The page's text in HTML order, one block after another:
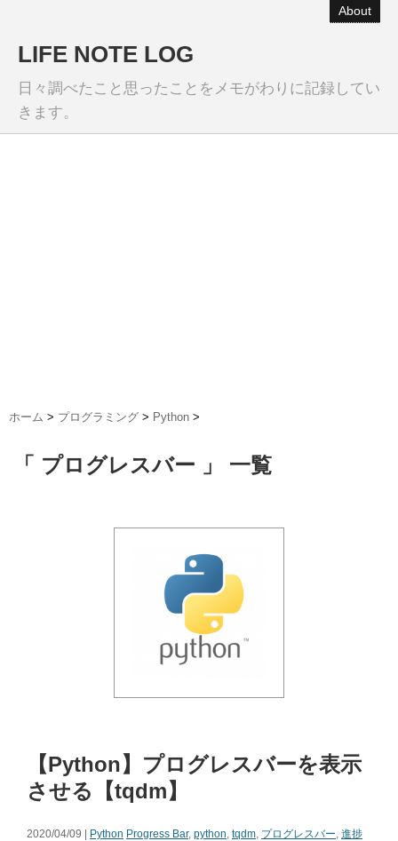
About
LIFE NOTE LOG
日々調べたこと思ったことをメモがわりに記録してい
きます。
ホーム > プログラミング > Python >
「 プログレスバー 」 一覧
【Python】プログレスバーを表示
させる【tqdm】
2020/04/09 | Python Progress Bar, python, tqdm, プログレスバー, 進捗